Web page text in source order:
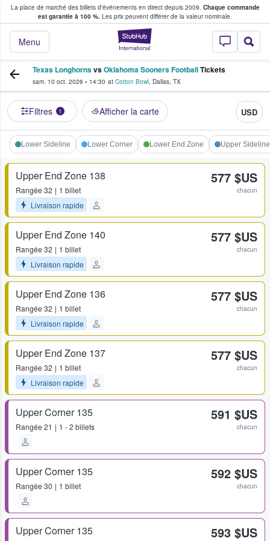
La place de marché des billets d’événements en direct depuis 2009. Chaque commande
est garantie à 100 %. Les prix peuvent différer de la valeur nominale.
StubHub - Où
Menu
fans achètent et vendent des billets
Texas LonghornsvsOklahoma Sooners FootballTickets
sam. 10 oct. 2026 • 14:30 at Cotton Bowl, Dallas, TX
Filtres 1 Afficher la carte USD
Lower Sideline Lower Corner Lower End Zone Upper Sideline
Upper End Zone 138
Rangée 32
1 billet
Livraison rapide
577 $US
chacun
Upper End Zone 140
Rangée 32
1 billet
Livraison rapide
577 $US
chacun
Upper End Zone 136
Rangée 32
1 billet
Livraison rapide
577 $US
chacun
Upper End Zone 137
Rangée 32
1 billet
Livraison rapide
577 $US
chacun
Upper Corner 135
Rangée 21 1 - 2 billets
591 $US
chacun
Upper Corner 135
Rangée 30 1 billet
592 $US
chacun
Upper Corner 135 593 $US